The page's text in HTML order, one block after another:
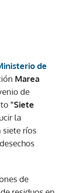
de
Marea
de
"Siete
la
siete ríos
de